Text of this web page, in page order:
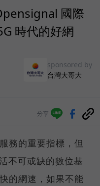
國際
時代的好網
sponsored by
台灣大哥大
分享
務的重要指標，但
不可或缺的數位基
的網速，如果不能